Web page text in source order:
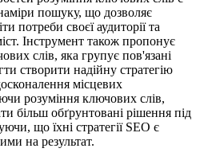
пошуку, що дозволяє
потреби своєї аудиторії та
Інструмент також пропонує
слів, яка групує пов'язані
створити надійну стратегію
місцевих
розуміння ключових слів,
більш обґрунтовані рішення під
що їхні стратегії SEO є
на результат.